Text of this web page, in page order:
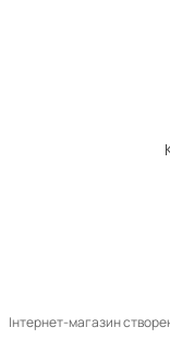
Інтернет-магазин